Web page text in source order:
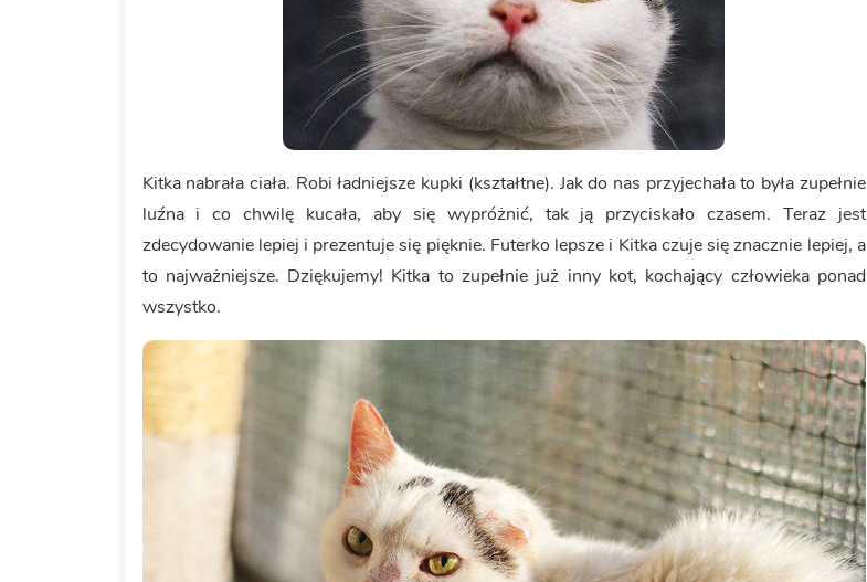
Kitka nabrała ciała. Robi ładniejsze kupki (kształtne). Jak do nas przyjechała to była zupełnie
luźna i co chwilę kucała, aby się wypróżnić, tak ją przyciskało czasem. Teraz jest
zdecydowanie lepiej i prezentuje się pięknie. Futerko lepsze i Kitka czuje się znacznie lepiej, a
to najważniejsze. Dziękujemy! Kitka to zupełnie już inny kot, kochający człowieka ponad
wszystko.